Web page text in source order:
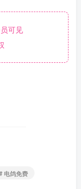
可见
电鸽免费